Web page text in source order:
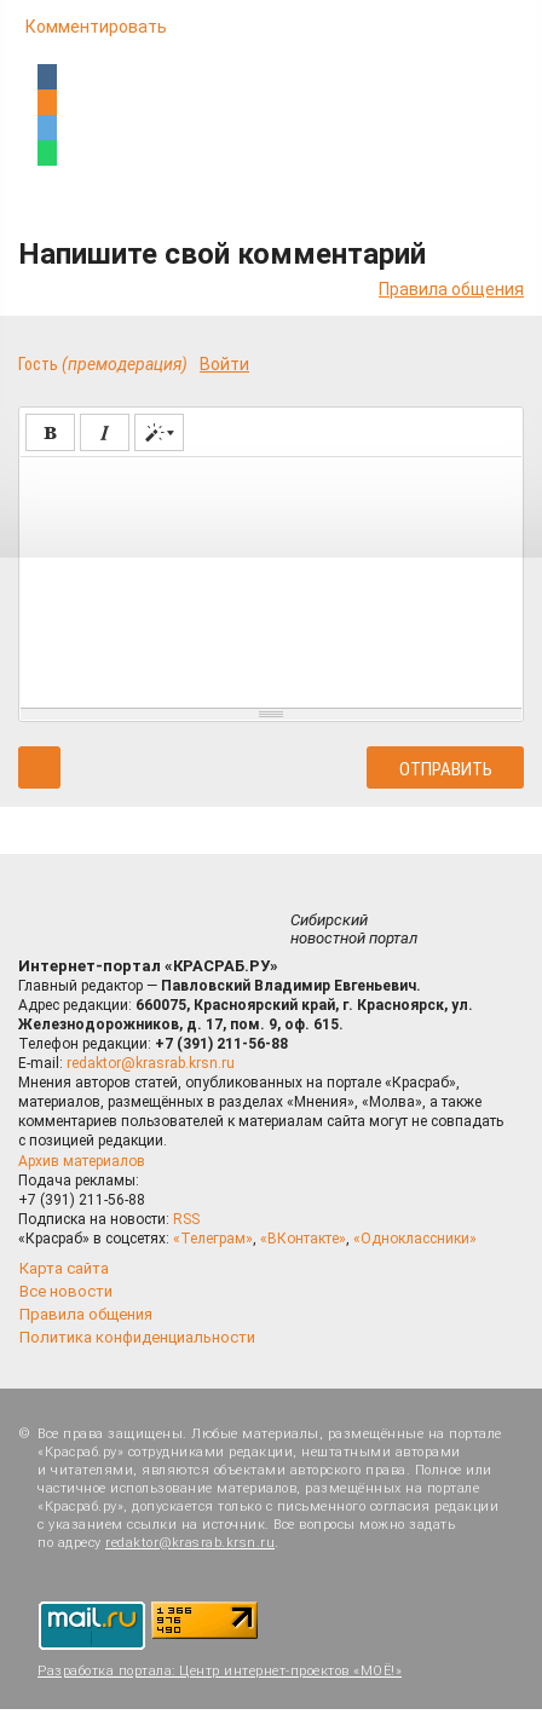
Комментировать
Напишите свой комментарий
Правила общения
Гость (премодерация) Войти
Сибирский
новостной портал
Интернет-портал «КРАСРАБ.РУ»
Главный редактор — Павловский Владимир Евгеньевич.
Адрес редакции: 660075, Красноярский край, г. Красноярск, ул.
Железнодорожников, д. 17, пом. 9, оф. 615.
Телефон редакции: +7 (391) 211-56-88
E-mail: redaktor@krasrab.krsn.ru
Мнения авторов статей, опубликованных на портале «Красраб»,
материалов, размещённых в разделах «Мнения», «Молва», а также
комментариев пользователей к материалам сайта могут не совпадать
с позицией редакции.
Архив материалов
Подача рекламы:
+7 (391) 211-56-88
Подписка на новости: RSS
«Красраб» в соцсетях: «Телеграм», «ВКонтакте», «Одноклассники»
Карта сайта
Все новости
Правила общения
Политика конфиденциальности
Все права защищены. Любые материалы, размещённые на портале
«Красраб.ру» сотрудниками редакции, нештатными авторами
и читателями, являются объектами авторского права. Полное или
частичное использование материалов, размещённых на портале
«Красраб.ру», допускается только с письменного согласия редакции
с указанием ссылки на источник. Все вопросы можно задать
по адресу redaktor@krasrab.krsn.ru.
Разработка портала: Центр интернет-проектов «МОЁ!»